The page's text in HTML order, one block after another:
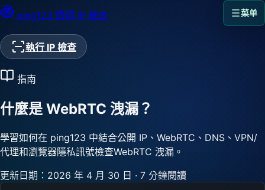
ping123 透明 IP 檢查
執行 IP 檢查
菜单
指南
什麼是 WebRTC 洩漏？
學習如何在 ping123 中結合公開 IP、WebRTC、DNS、VPN/
代理和瀏覽器隱私訊號檢查WebRTC 洩漏。
更新日期：2026 年 4 月 30 日 · 7 分鐘閱讀